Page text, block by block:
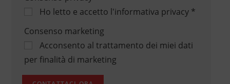
Ho letto e accetto l'informativa privacy*
Consenso marketing
Acconsento al trattamento dei miei dati
per finalità di marketing